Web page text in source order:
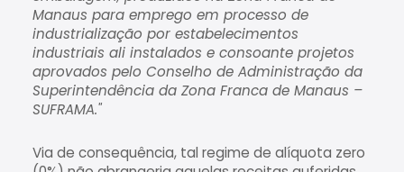
Manaus para emprego em processo de
industrialização por estabelecimentos
industriais ali instalados e consoante projetos
aprovados pelo Conselho de Administração da
Superintendência da Zona Franca de Manaus –
SUFRAMA."
Via de consequência, tal regime de alíquota zero